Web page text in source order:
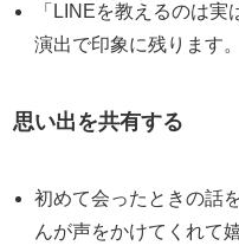
「LINEを教えるのは
演出で印象に残ります。
思い出を共有する
初めて会ったときの話
んが声をかけてくれて